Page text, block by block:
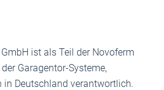
ist als Teil der Novoferm
Garagentor-Systeme,
in Deutschland verantwortlich.